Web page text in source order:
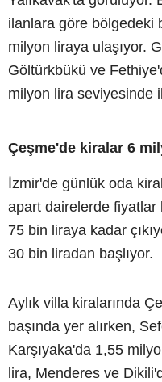
ilanlara göre bölgedeki
milyon liraya ulaşıyor.
Göltürkbükü ve
milyon lira seviyesinde
Çeşme'de kiralar 6
İzmir'de günlük oda
apart dairelerde
75 bin liraya kadar
30 bin liradan başlıyor.
Aylık villa kiralarında
başında yer alırken,
Karşıyaka'da 1,55
lira, Menderes ve